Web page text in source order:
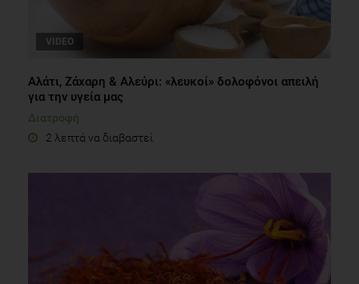
VIDEO
Αλάτι, Ζάχαρη & Αλεύρι: «λευκοί» δολοφόνοι απειλή
για την υγεία μας
Διατροφή
2 λεπτά να διαβαστεί